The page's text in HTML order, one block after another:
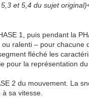
et 5,4 du sujet original)
1, puis pendant la
ralenti – pour chacune
fléché les
pour la représentation
2 du mouvement. La
sa vitesse.